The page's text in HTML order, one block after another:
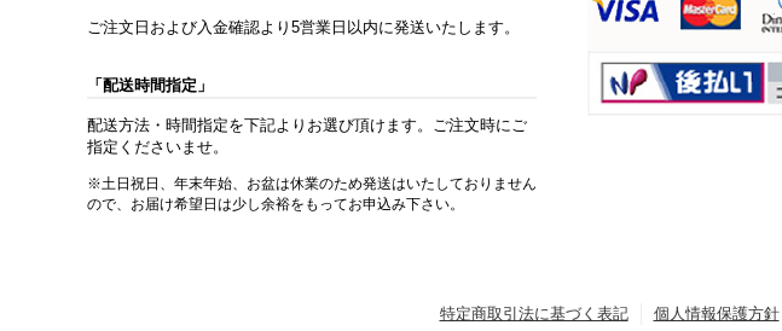
ご注文日および入金確認より5営業日以内に発送いたします。
「配送時間指定」
配送方法・時間指定を下記よりお選び頂けます。ご注文時にご
指定くださいませ。
※土日祝日、年末年始、お盆は休業のため発送はいたしておりません
ので、お届け希望日は少し余裕をもってお申込み下さい。
特定商取引法に基づく表記 個人情報保護方針